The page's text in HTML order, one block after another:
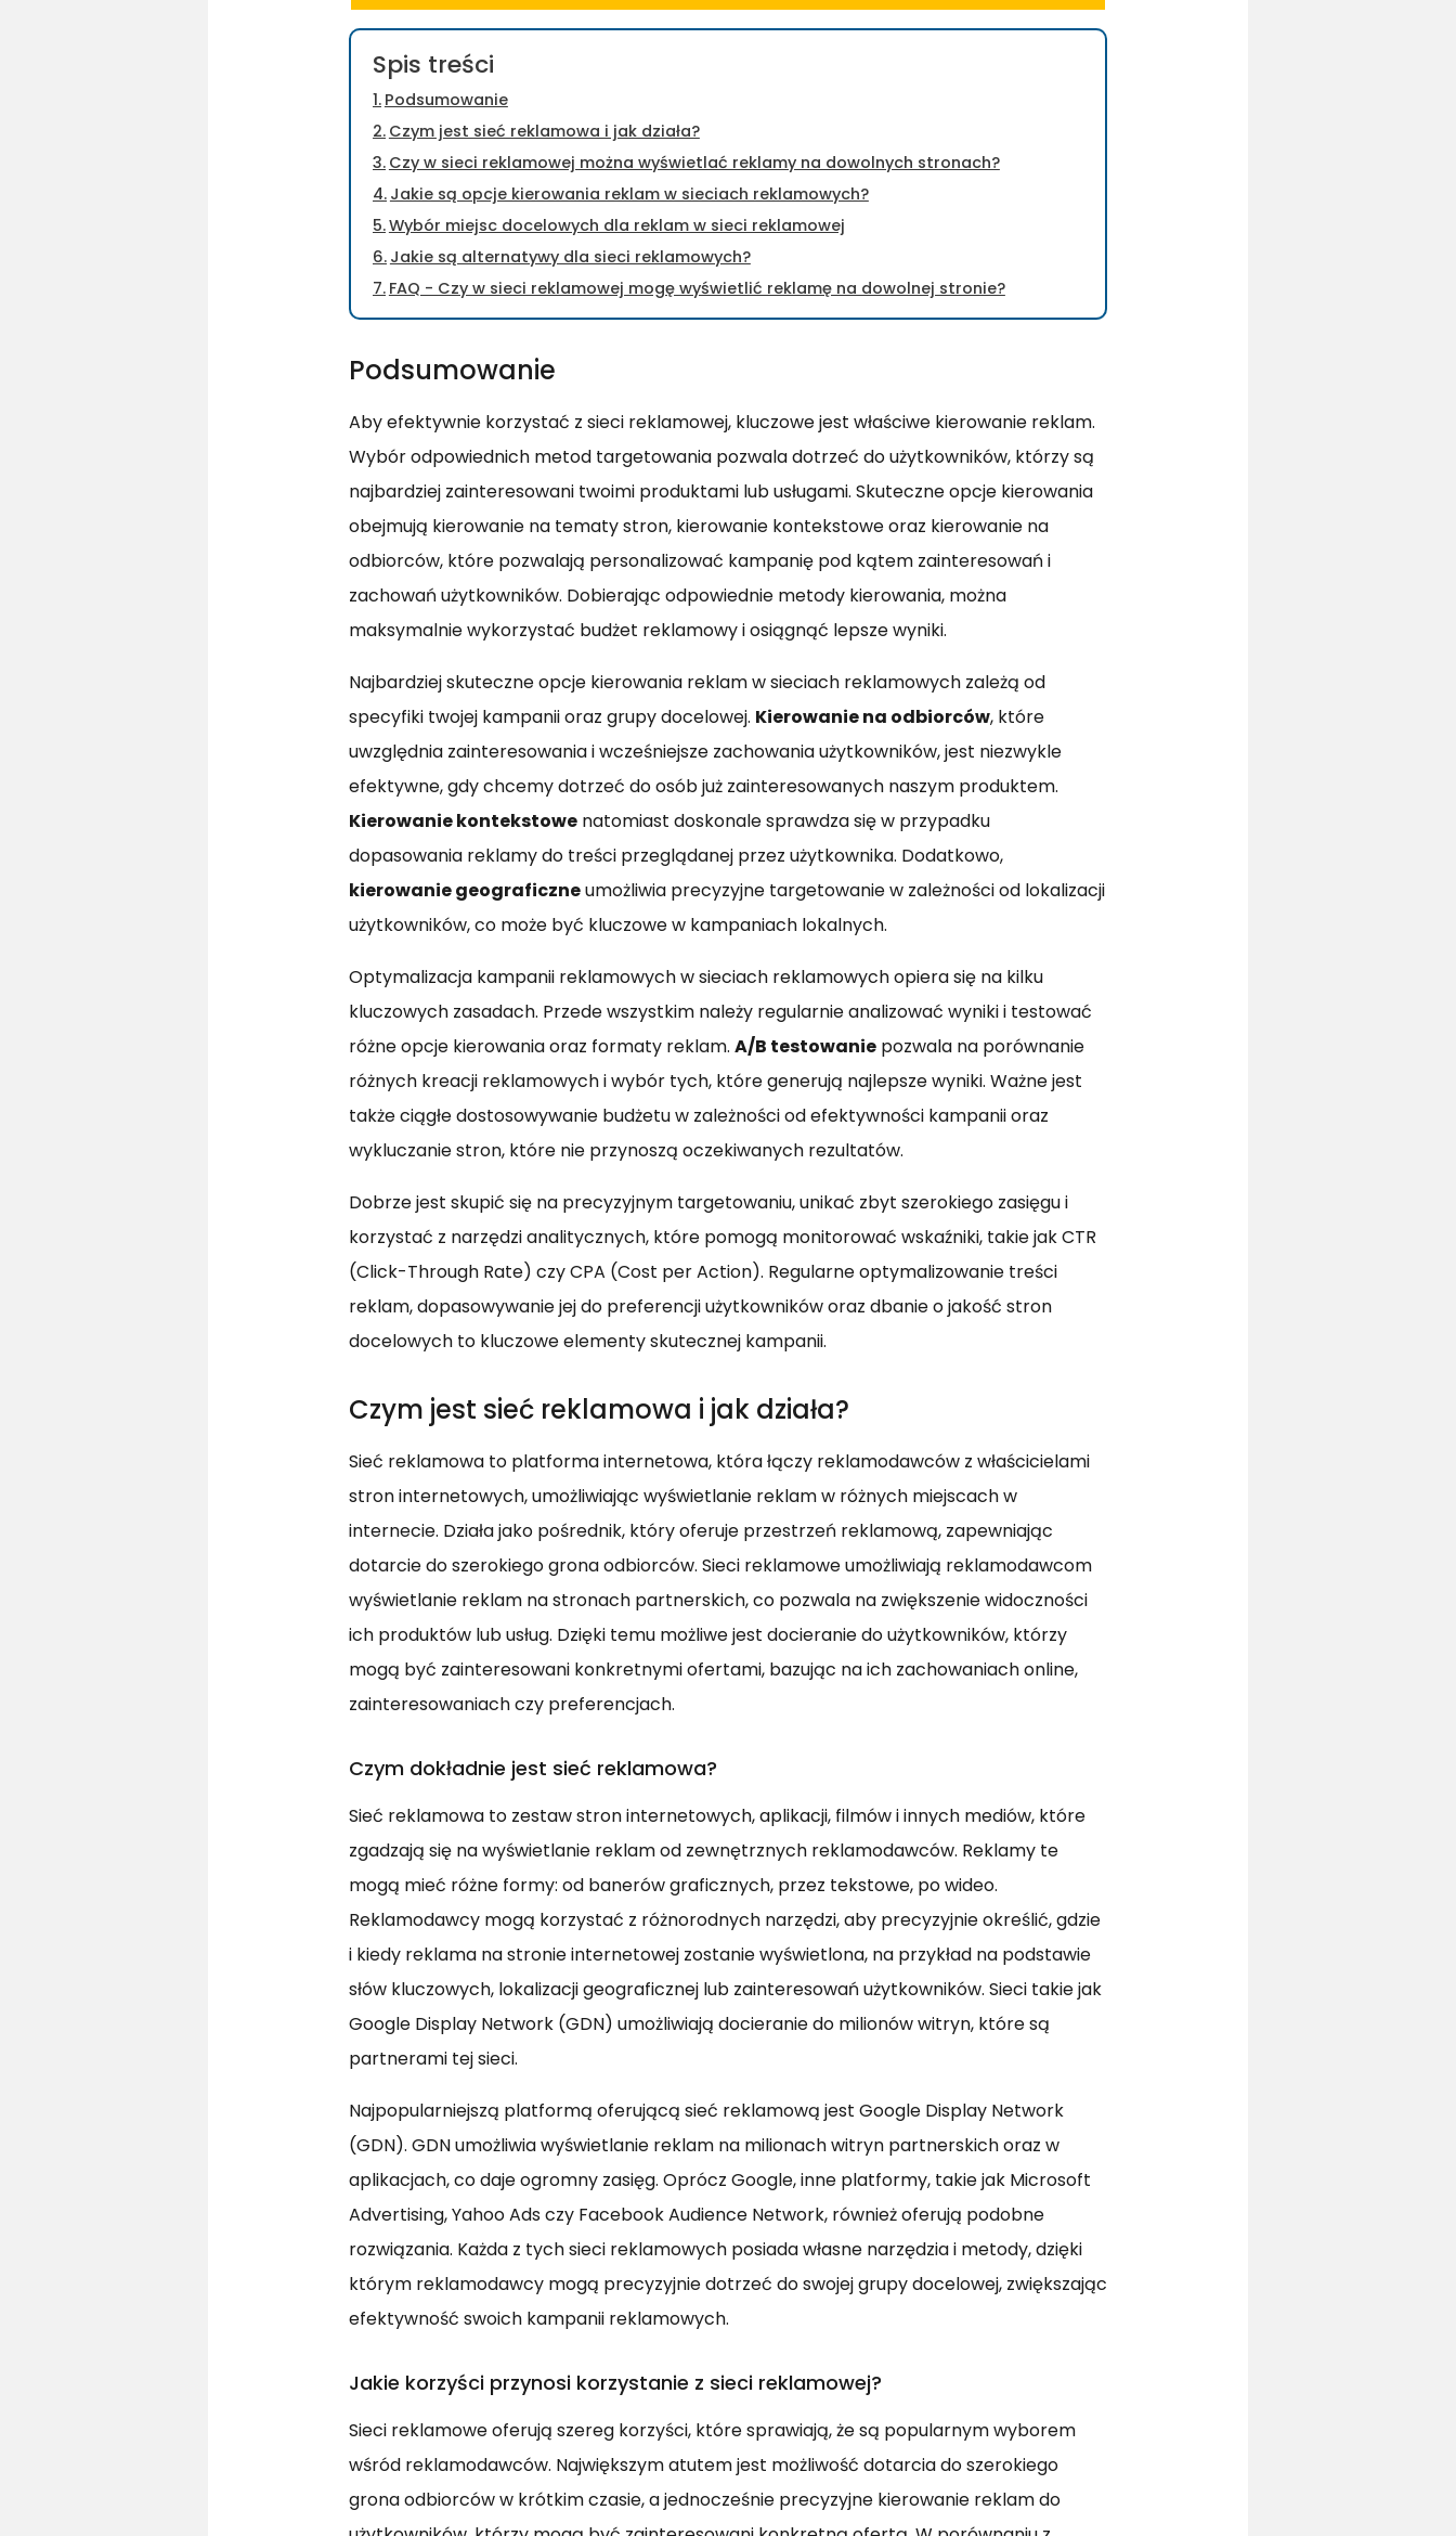
Spis treści
Podsumowanie
Czym jest sieć reklamowa i jak działa?
Czy w sieci reklamowej można wyświetlać reklamy na dowolnych stronach?
Jakie są opcje kierowania reklam w sieciach reklamowych?
Wybór miejsc docelowych dla reklam w sieci reklamowej
Jakie są alternatywy dla sieci reklamowych?
FAQ - Czy w sieci reklamowej mogę wyświetlić reklamę na dowolnej stronie?
Podsumowanie
Aby efektywnie korzystać z sieci reklamowej, kluczowe jest właściwe kierowanie reklam.
Wybór odpowiednich metod targetowania pozwala dotrzeć do użytkowników, którzy są
najbardziej zainteresowani twoimi produktami lub usługami. Skuteczne opcje kierowania
obejmują kierowanie na tematy stron, kierowanie kontekstowe oraz kierowanie na
odbiorców, które pozwalają personalizować kampanię pod kątem zainteresowań i
zachowań użytkowników. Dobierając odpowiednie metody kierowania, można
maksymalnie wykorzystać budżet reklamowy i osiągnąć lepsze wyniki.
Najbardziej skuteczne opcje kierowania reklam w sieciach reklamowych zależą od
specyfiki twojej kampanii oraz grupy docelowej. Kierowanie na odbiorców, które
uwzględnia zainteresowania i wcześniejsze zachowania użytkowników, jest niezwykle
efektywne, gdy chcemy dotrzeć do osób już zainteresowanych naszym produktem.
Kierowanie kontekstowe natomiast doskonale sprawdza się w przypadku
dopasowania reklamy do treści przeglądanej przez użytkownika. Dodatkowo,
kierowanie geograficzneumożliwia precyzyjne targetowanie w zależności od lokalizacji
użytkowników, co może być kluczowe w kampaniach lokalnych.
Optymalizacja kampanii reklamowych w sieciach reklamowych opiera się na kilku
kluczowych zasadach. Przede wszystkim należy regularnie analizować wyniki i testować
różne opcje kierowania oraz formaty reklam. A/B testowanie pozwala na porównanie
różnych kreacji reklamowych i wybór tych, które generują najlepsze wyniki. Ważne jest
także ciągłe dostosowywanie budżetu w zależności od efektywności kampanii oraz
wykluczanie stron, które nie przynoszą oczekiwanych rezultatów.
Dobrze jest skupić się na precyzyjnym targetowaniu, unikać zbyt szerokiego zasięgu i
korzystać z narzędzi analitycznych, które pomogą monitorować wskaźniki, takie jak CTR
(Click-Through Rate) czy CPA (Cost per Action). Regularne optymalizowanie treści
reklam, dopasowywanie jej do preferencji użytkowników oraz dbanie o jakość stron
docelowych to kluczowe elementy skutecznej kampanii.
Czym jest sieć reklamowa i jak działa?
Sieć reklamowa to platforma internetowa, która łączy reklamodawców z właścicielami
stron internetowych, umożliwiając wyświetlanie reklam w różnych miejscach w
internecie. Działa jako pośrednik, który oferuje przestrzeń reklamową, zapewniając
dotarcie do szerokiego grona odbiorców. Sieci reklamowe umożliwiają reklamodawcom
wyświetlanie reklam na stronach partnerskich, co pozwala na zwiększenie widoczności
ich produktów lub usług. Dzięki temu możliwe jest docieranie do użytkowników, którzy
mogą być zainteresowani konkretnymi ofertami, bazując na ich zachowaniach online,
zainteresowaniach czy preferencjach.
Czym dokładnie jest sieć reklamowa?
Sieć reklamowa to zestaw stron internetowych, aplikacji, filmów i innych mediów, które
zgadzają się na wyświetlanie reklam od zewnętrznych reklamodawców. Reklamy te
mogą mieć różne formy: od banerów graficznych, przez tekstowe, po wideo.
Reklamodawcy mogą korzystać z różnorodnych narzędzi, aby precyzyjnie określić, gdzie
i kiedy reklama na stronie internetowej zostanie wyświetlona, na przykład na podstawie
słów kluczowych, lokalizacji geograficznej lub zainteresowań użytkowników. Sieci takie jak
Google Display Network (GDN) umożliwiają docieranie do milionów witryn, które są
partnerami tej sieci.
Najpopularniejszą platformą oferującą sieć reklamową jest Google Display Network
(GDN). GDN umożliwia wyświetlanie reklam na milionach witryn partnerskich oraz w
aplikacjach, co daje ogromny zasięg. Oprócz Google, inne platformy, takie jak Microsoft
Advertising, Yahoo Ads czy Facebook Audience Network, również oferują podobne
rozwiązania. Każda z tych sieci reklamowych posiada własne narzędzia i metody, dzięki
którym reklamodawcy mogą precyzyjnie dotrzeć do swojej grupy docelowej, zwiększając
efektywność swoich kampanii reklamowych.
Jakie korzyści przynosi korzystanie z sieci reklamowej?
Sieci reklamowe oferują szereg korzyści, które sprawiają, że są popularnym wyborem
wśród reklamodawców. Największym atutem jest możliwość dotarcia do szerokiego
grona odbiorców w krótkim czasie, a jednocześnie precyzyjne kierowanie reklam do